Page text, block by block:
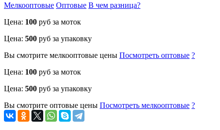
Мелкооптовые Оптовые В чем разница?
Цена: 100 руб за моток
Цена: 500 руб за упаковку
Вы смотрите мелкооптовые цены Посмотреть оптовые ?
Цена: 100 руб за моток
Цена: 500 руб за упаковку
Вы смотрите оптовые цены Посмотреть мелкооптовые ?